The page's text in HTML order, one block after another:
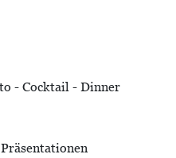
- Cocktail - Dinner